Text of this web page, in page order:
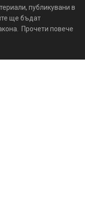
публикувани в
ще бъдат
Прочети повече